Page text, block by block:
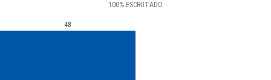
100% ESCRUTADO
48